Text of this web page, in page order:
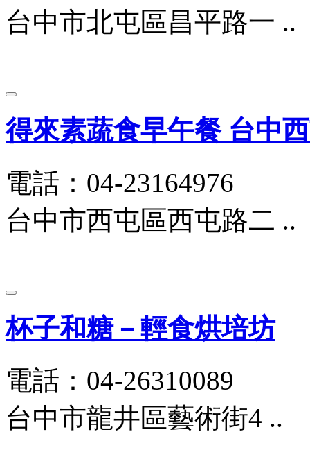
台中市北屯區昌平路一 ..
得來素蔬食早午餐 台中
電話：04-23164976
台中市西屯區西屯路二 ..
杯子和糖－輕食烘培坊
電話：04-26310089
台中市龍井區藝術街4 ..